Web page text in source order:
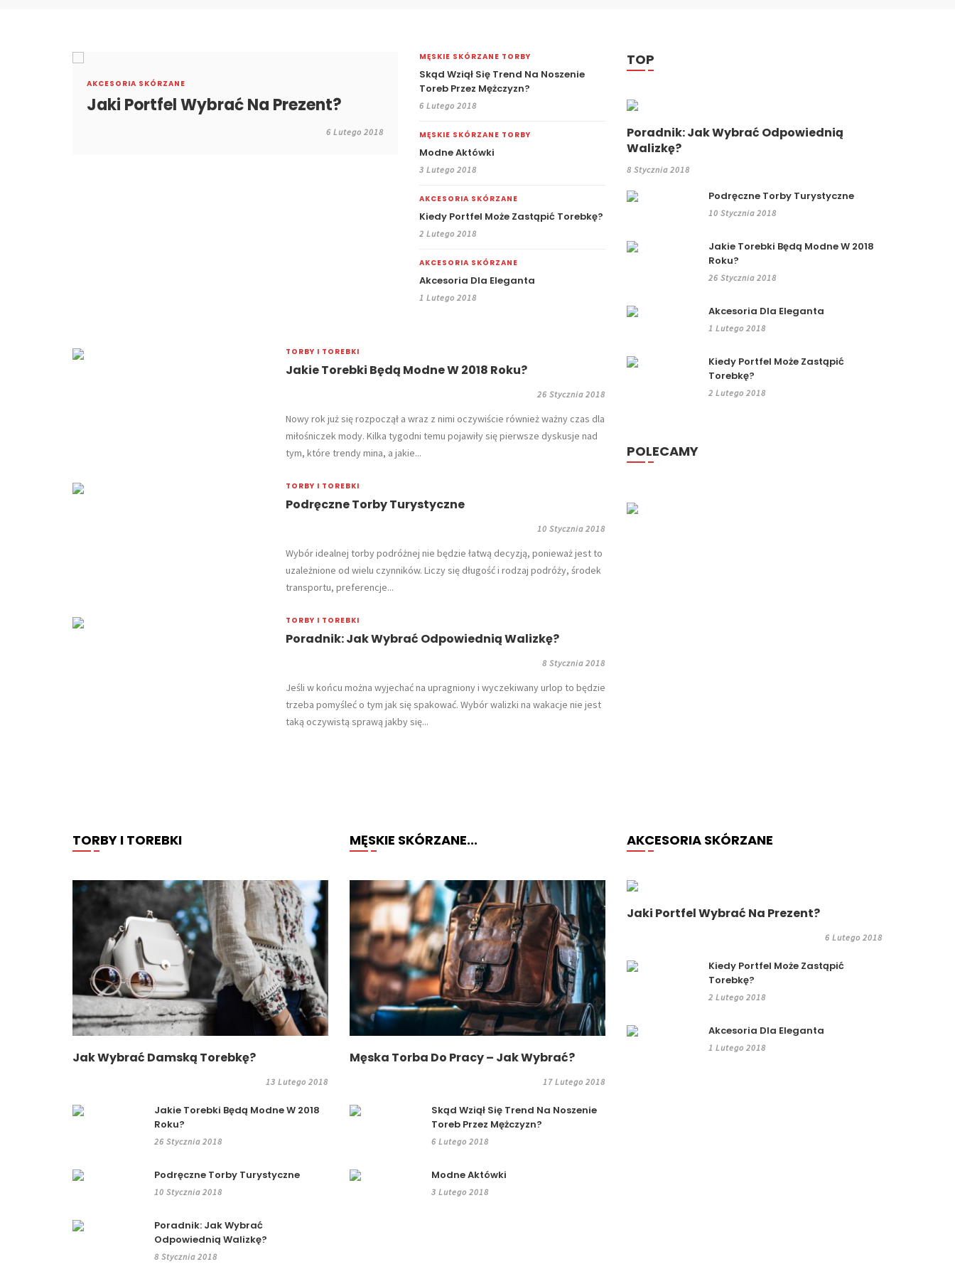
AKCESORIA SKÓRZANE
Jaki Portfel Wybrać Na Prezent?
6 Lutego 2018
MĘSKIE SKÓRZANE TORBY
Skąd Wziął Się Trend Na Noszenie
Toreb Przez Mężczyzn?
6 Lutego 2018
MĘSKIE SKÓRZANE TORBY
Modne Aktówki
3 Lutego 2018
AKCESORIA SKÓRZANE
Kiedy Portfel Może Zastąpić Torebkę?
2 Lutego 2018
AKCESORIA SKÓRZANE
Akcesoria Dla Eleganta
1 Lutego 2018
TORBY I TOREBKI
Jakie Torebki Będą Modne W 2018 Roku?
26 Stycznia 2018
Nowy rok już się rozpoczął a wraz z nimi oczywiście również ważny czas dla
miłośniczek mody. Kilka tygodni temu pojawiły się pierwsze dyskusje nad
tym, które trendy mina, a jakie...
TORBY I TOREBKI
Podręczne Torby Turystyczne
10 Stycznia 2018
Wybór idealnej torby podróżnej nie będzie łatwą decyzją, ponieważ jest to
uzależnione od wielu czynników. Liczy się długość i rodzaj podróży, środek
transportu, preferencje...
TORBY I TOREBKI
Poradnik: Jak Wybrać Odpowiednią Walizkę?
8 Stycznia 2018
Jeśli w końcu można wyjechać na upragniony i wyczekiwany urlop to będzie
trzeba pomyśleć o tym jak się spakować. Wybór walizki na wakacje nie jest
taką oczywistą sprawą jakby się...
TOP
Poradnik: Jak Wybrać Odpowiednią
Walizkę?
8 Stycznia 2018
Podręczne Torby Turystyczne
10 Stycznia 2018
Jakie Torebki Będą Modne W 2018
Roku?
26 Stycznia 2018
Akcesoria Dla Eleganta
1 Lutego 2018
Kiedy Portfel Może Zastąpić
Torebkę?
2 Lutego 2018
POLECAMY
TORBY I TOREBKI
Jak Wybrać Damską Torebkę?
13 Lutego 2018
Jakie Torebki Będą Modne W 2018
Roku?
26 Stycznia 2018
Podręczne Torby Turystyczne
10 Stycznia 2018
Poradnik: Jak Wybrać
Odpowiednią Walizkę?
8 Stycznia 2018
MĘSKIE SKÓRZANE...
Męska Torba Do Pracy – Jak Wybrać?
17 Lutego 2018
Skąd Wziął Się Trend Na Noszenie
Toreb Przez Mężczyzn?
6 Lutego 2018
Modne Aktówki
3 Lutego 2018
AKCESORIA SKÓRZANE
Jaki Portfel Wybrać Na Prezent?
6 Lutego 2018
Kiedy Portfel Może Zastąpić
Torebkę?
2 Lutego 2018
Akcesoria Dla Eleganta
1 Lutego 2018